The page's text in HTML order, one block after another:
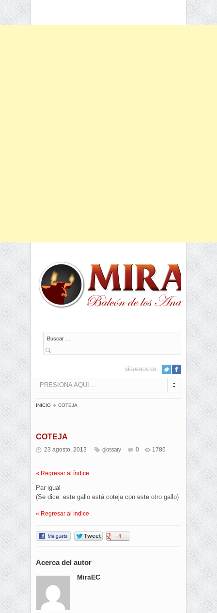
Buscar
SÍGUENOS EN:
PRESIONA AQUI...
INICIO COTEJA
COTEJA
23 agosto, 2013 glossary 0 1786
« Regresar al índice
Par igual
(Se dice: este gallo está coteja con este otro gallo)
« Regresar al índice
Acerca del autor
MiraEC